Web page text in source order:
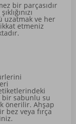
bir parçasıdır
uzatmak ve her
etmeniz
bir sabunlu su
önerilir. Ahşap
bez veya fırça